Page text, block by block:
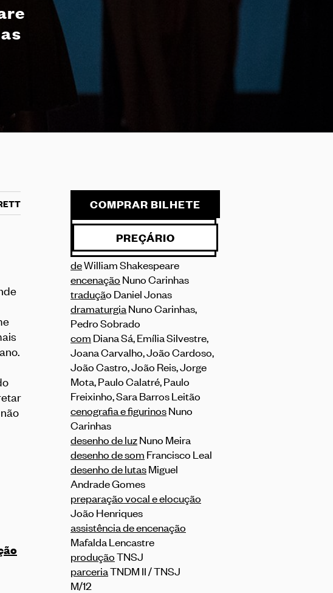
COMPRAR BILHETE
PREÇÁRIO
deWilliam Shakespeare
encenação Nuno Carinhas
tradução Daniel Jonas
dramaturgia Nuno Carinhas,
Pedro Sobrado
com Diana Sá, Emília Silvestre,
Joana Carvalho, João Cardoso,
João Castro, João Reis, Jorge
Mota, Paulo Calatré, Paulo
Freixinho, Sara Barros Leitão
cenografia e figurinosNuno
Carinhas
desenho de luzNuno Meira
desenho de som Francisco Leal
desenho de lutasMiguel
Andrade Gomes
preparação vocal e elocução
João Henriques
assistência de encenação
Mafalda Lencastre
produçãoTNSJ
parceriaTNDM II / TNSJ
M/12